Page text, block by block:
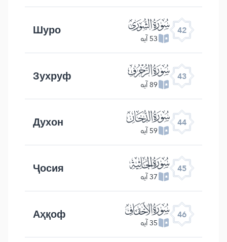
42 ﯗ
53 آیه Шуро
43 ﯘ
89 آیه Зухруф
44 ﯙ
59 آیه Духон
45 ﯚ
37 آیه Ҷосия
46 ﯛ
35 آیه Аҳқоф